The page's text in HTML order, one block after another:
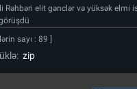
Rəhbəri elit gənclər və yüksək elmi
sayı : 89 ]
zip